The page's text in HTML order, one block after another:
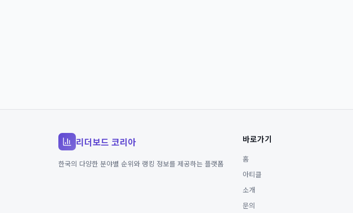
리더보드 코리아
한국의 다양한 분야별 순위와 랭킹 정보를 제공하는 플랫폼
바로가기
홈
아티클
소개
문의